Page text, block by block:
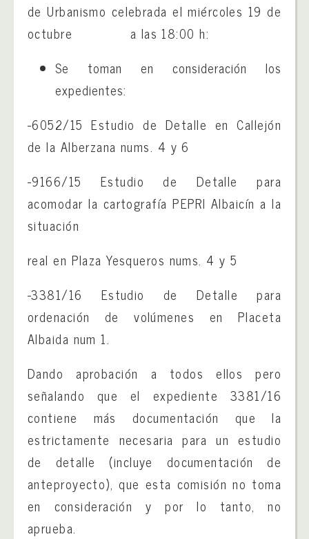
de Urbanismo celebrada el miércoles 19 de
octubre a las 18:00 h:
Se toman en consideración los
expedientes:
-6052/15 Estudio de Detalle en Callejón
de la Alberzana nums. 4 y 6
-9166/15 Estudio de Detalle para
acomodar la cartografía PEPRI Albaicín a la
situación
real en Plaza Yesqueros nums. 4 y 5
-3381/16 Estudio de Detalle para
ordenación de volúmenes en Placeta
Albaida num 1.
Dando aprobación a todos ellos pero
señalando que el expediente 3381/16
contiene más documentación que la
estrictamente necesaria para un estudio
de detalle (incluye documentación de
anteproyecto), que esta comisión no toma
en consideración y por lo tanto, no
aprueba.